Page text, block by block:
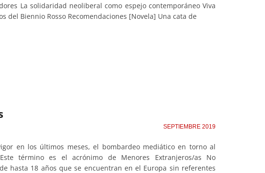
La solidaridad neoliberal como espejo contemporáneo Viva
del Biennio Rosso Recomendaciones [Novela] Una cata de
SEPTIEMBRE 2019
en los últimos meses, el bombardeo mediático en torno al
término es el acrónimo de Menores Extranjeros/as No
hasta 18 años que se encuentran en el Europa sin referentes